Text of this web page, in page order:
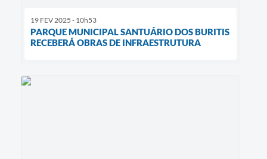
19 FEV 2025 - 10h53
PARQUE MUNICIPAL SANTUÁRIO DOS BURITIS
RECEBERÁ OBRAS DE INFRAESTRUTURA